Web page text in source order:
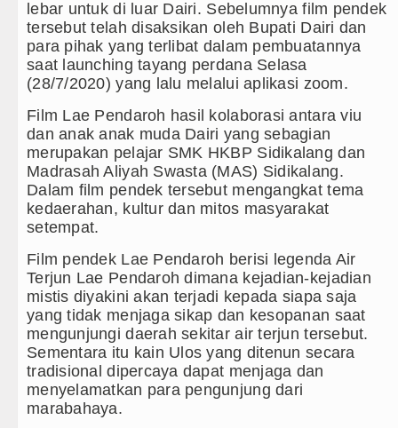
Remaja, Rico Waas: Jangan Hanya Aktif Saat Ada
Sumut Ajak Orangtua Perkuat Karakter Anak Sejak
Seksual Bukan Karena Penyimpangan
Sheikh Hasina Hadapi Ancam Hukuman Mati
di Swedia 8 Agustus 2026 Pukul 22.00
di Optus Stadium Perth Sabtu 8 Agustus 2026
Persahabatan Minggu 9 Agustus 2026 di
Sumut Hadiri Revitalisasi TK Kemala
Nias Utara, Jalan Penggerak Ekonomi Mulai
Remaja, Rico Waas: Jangan Hanya Aktif Saat Ada
lebar untuk di luar Dairi. Sebelumnya film pendek
tersebut telah disaksikan oleh Bupati Dairi dan
para pihak yang terlibat dalam pembuatannya
saat launching tayang perdana Selasa
(28/7/2020) yang lalu melalui aplikasi zoom.
Film Lae Pendaroh hasil kolaborasi antara viu
dan anak anak muda Dairi yang sebagian
merupakan pelajar SMK HKBP Sidikalang dan
Madrasah Aliyah Swasta (MAS) Sidikalang.
Dalam film pendek tersebut mengangkat tema
kedaerahan, kultur dan mitos masyarakat
setempat.
Film pendek Lae Pendaroh berisi legenda Air
Terjun Lae Pendaroh dimana kejadian-kejadian
mistis diyakini akan terjadi kepada siapa saja
yang tidak menjaga sikap dan kesopanan saat
mengunjungi daerah sekitar air terjun tersebut.
Sementara itu kain Ulos yang ditenun secara
tradisional dipercaya dapat menjaga dan
menyelamatkan para pengunjung dari
marabahaya.